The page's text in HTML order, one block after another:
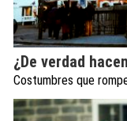
¿De verdad
Costumbres que